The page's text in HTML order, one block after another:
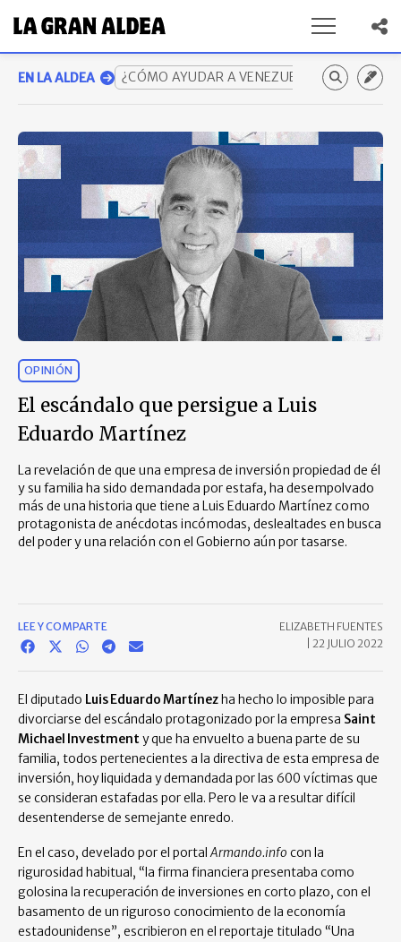
EN LA ALDEA ¿CÓMO AYUDAR A VENEZUELA? GUÍA
OPINIÓN
El escándalo que persigue a Luis
Eduardo Martínez
La revelación de que una empresa de inversión propiedad de él
y su familia ha sido demandada por estafa, ha desempolvado
más de una historia que tiene a Luis Eduardo Martínez como
protagonista de anécdotas incómodas, deslealtades en busca
del poder y una relación con el Gobierno aún por tasarse.
LEE Y COMPARTE
ELIZABETH FUENTES
22 JULIO 2022
El diputado Luis Eduardo Martínezha hecho lo imposible para
divorciarse del escándalo protagonizado por la empresa Saint
Michael Investment y que ha envuelto a buena parte de su
familia, todos pertenecientes a la directiva de esta empresa de
inversión, hoy liquidada y demandada por las 600 víctimas que
se consideran estafadas por ella. Pero le va a resultar difícil
desentenderse de semejante enredo.
En el caso, develado por el portalArmando.info con la
rigurosidad habitual, “la firma financiera presentaba como
golosina la recuperación de inversiones en corto plazo, con el
basamento de un riguroso conocimiento de la economía
estadounidense”, escribieron en el reportaje titulado “Una